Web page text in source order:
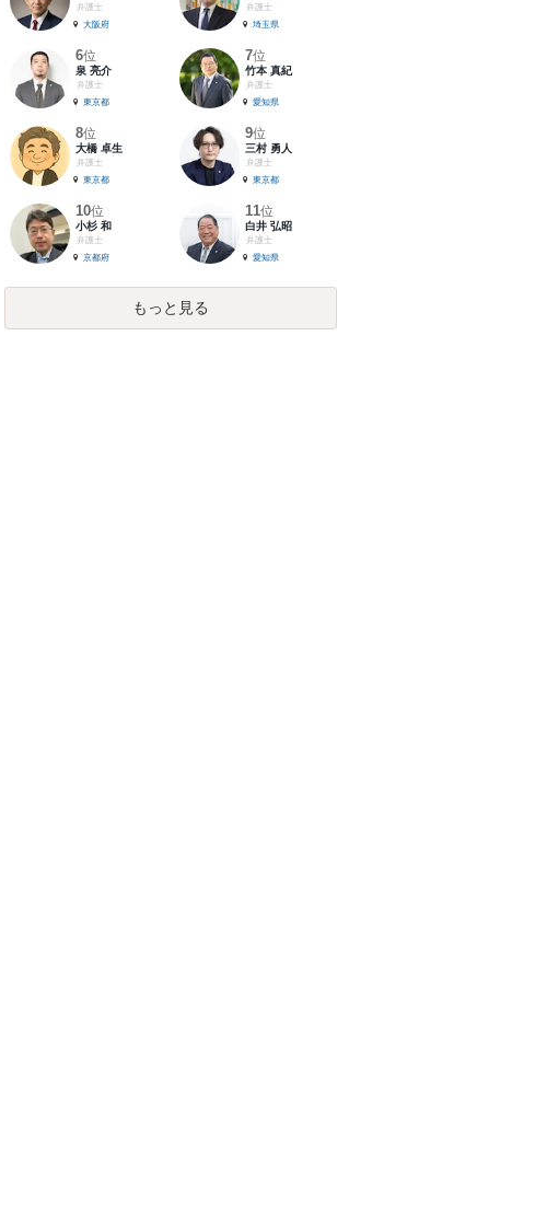
弁護士
大阪府
弁護士
埼玉県
6位
泉 亮介
弁護士
東京都
7位
竹本 真紀
弁護士
愛知県
8位
大橋 卓生
弁護士
東京都
9位
三村 勇人
弁護士
東京都
10位
小杉 和
弁護士
京都府
11位
白井 弘昭
弁護士
愛知県
もっと見る